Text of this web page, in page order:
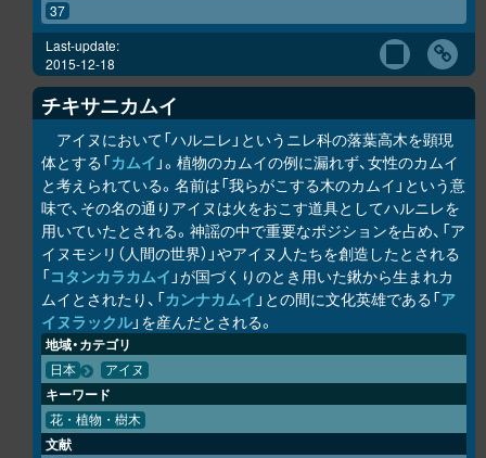
37
Last-update:
2015-12-18
チキサニカムイ
アイヌにおいて「ハルニレ」というニレ科の落葉高木を顕現
体とする「カムイ 」。植物のカムイの例に漏れず、女性のカムイ
と考えられている。名前は「我らがこする木のカムイ」という意
味で、その名の通りアイヌは火をおこす道具としてハルニレを
用いていたとされる。神謡の中で重要なポジションを占め、「ア
イヌモシ リ （人間の世界）」やアイヌ人たちを創造したとされる
「コタンカラ カムイ 」が国づくりのとき用いた鍬から生まれカ
ムイとされたり、「カンナカムイ 」との間に文化英雄である「ア
イヌラックル」を産んだとされる。
地域・カテゴリ
日本 アイヌ
キーワード
花・植物・樹木
文献